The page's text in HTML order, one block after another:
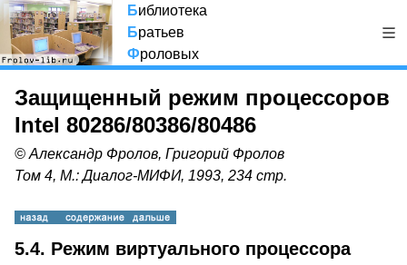
Библиотека
Братьев
Фроловых
Защищенный режим процессоров
Intel 80286/80386/80486
© Александр Фролов, Григорий Фролов
Том 4, М.: Диалог-МИФИ, 1993, 234 стр.
5.4. Режим виртуального процессора